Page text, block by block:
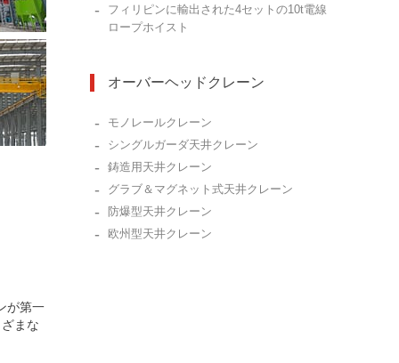
が第一
まな
-
フィリピンに輸出された4セットの10t電線
ロープホイスト
オーバーヘッドクレーン
- モノレールクレーン
- シングルガーダ天井クレーン
- 鋳造用天井クレーン
- グラブ＆マグネット式天井クレーン
- 防爆型天井クレーン
- 欧州型天井クレーン